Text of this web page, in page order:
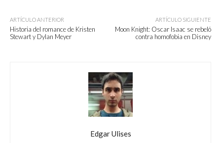
ARTÍCULO ANTERIOR
Historia del romance de Kristen
Stewart y Dylan Meyer
ARTÍCULO SIGUIENTE
Moon Knight: Oscar Isaac se rebeló
contra homofobia en Disney
Edgar Ulises